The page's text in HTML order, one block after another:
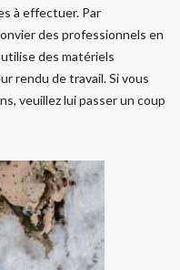
à effectuer. Par
des professionnels en
des matériels
rendu de travail. Si vous
veuillez lui passer un coup